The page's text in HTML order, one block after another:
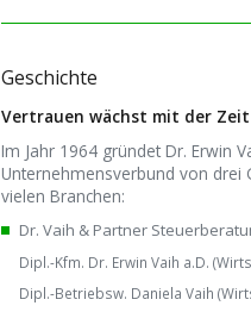
Geschichte
Vertrauen wächst mit der Zeit
Im Jahr 1964 gründet Dr. Erwin
Unternehmensverbund von drei
vielen Branchen:
Dr. Vaih & Partner
Dipl.-Kfm. Dr. Erwin Vaih a.D.
Dipl.-Betriebsw. Daniela Vaih